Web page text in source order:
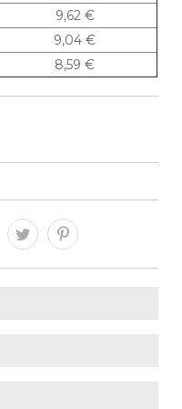
9,62 €
9,04 €
8,59 €